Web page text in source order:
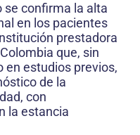
se confirma la alta
en los pacientes
prestadora
que, sin
en estudios previos,
de la
con
la estancia